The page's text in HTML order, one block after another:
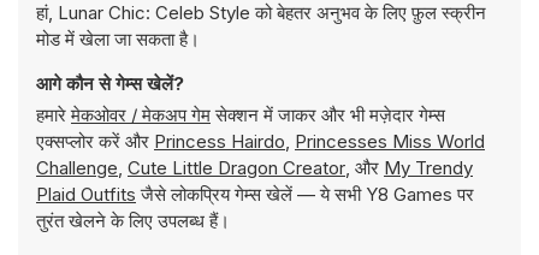
हां, Lunar Chic: Celeb Style को बेहतर अनुभव के लिए फ़ुल स्क्रीन
मोड में खेला जा सकता है।
आगे कौन से गेम्स खेलें?
हमारेमेकओवर / मेकअप गेमसेक्शन में जाकर और भी मज़ेदार गेम्स
एक्सप्लोर करें और Princess Hairdo, Princesses Miss World
Challenge, Cute Little Dragon Creator, और My Trendy
Plaid Outfits जैसे लोकप्रिय गेम्स खेलें — ये सभी Y8 Games पर
तुरंत खेलने के लिए उपलब्ध हैं।